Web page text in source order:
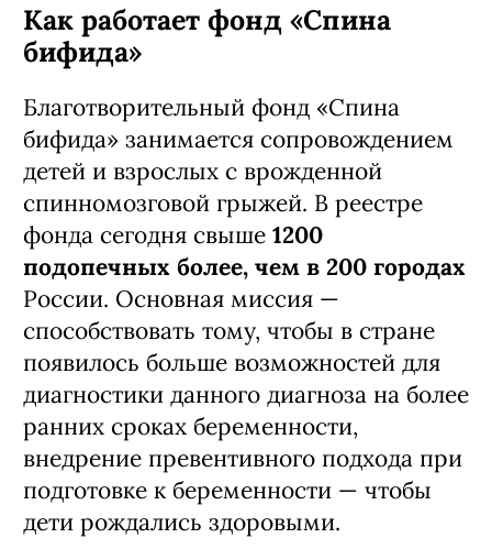
Как работает фонд «Спина
бифида»
Благотворительный фонд «Спина
бифида» занимается сопровождением
детей и взрослых с врожденной
спинномозговой грыжей. В реестре
фонда сегодня свыше 1200
подопечных более, чем в 200 городах
России. Основная миссия —
способствовать тому, чтобы в стране
появилось больше возможностей для
диагностики данного диагноза на более
ранних сроках беременности,
внедрение превентивного подхода при
подготовке к беременности — чтобы
дети рождались здоровыми.